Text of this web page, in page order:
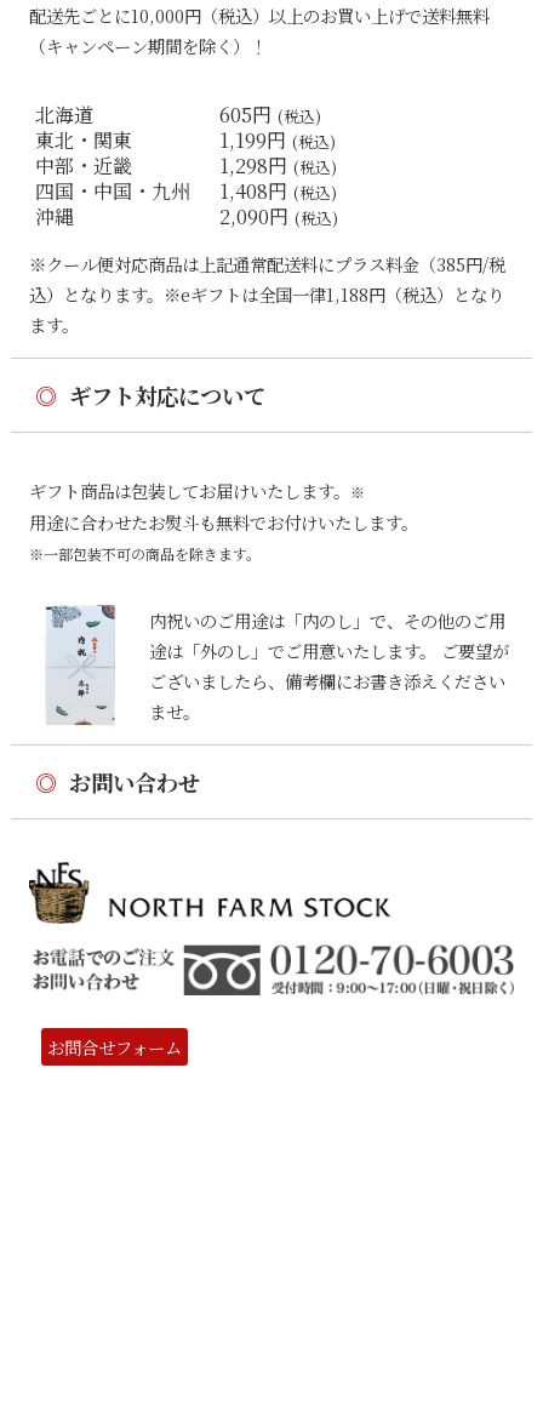
配送先ごとに10,000円（税込）以上のお買い上げで送料無料
（キャンペーン期間を除く）！
北海道 605円 (税込)
東北・関東 1,199円 (税込)
中部・近畿 1,298円 (税込)
四国・中国・九州 1,408円 (税込)
沖縄 2,090円 (税込)
※クール便対応商品は上記通常配送料にプラス料金（385円/税
込）となります。※eギフトは全国一律1,188円（税込）となり
ます。
◎ ギフト対応について
ギフト商品は包装してお届けいたします。 ※
用途に合わせたお熨斗も無料でお付けいたします。
※一部包装不可の商品を除きます。
内祝いのご用途は「内のし」で、その他のご用
途は「外のし」でご用意いたします。 ご要望が
ございましたら、備考欄にお書き添えください
ませ。
◎ お問い合わせ
お問合せフォーム